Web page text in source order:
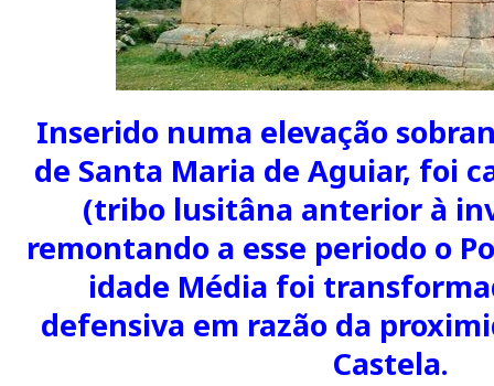
Inserido numa elevação
de Santa Maria de Aguiar, foi
(tribo lusitâna anterior à
remontando a esse periodo o
idade Média foi
defensiva em razão da
Castela.